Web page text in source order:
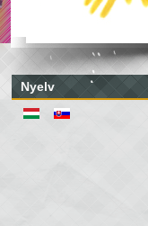
Nyelv